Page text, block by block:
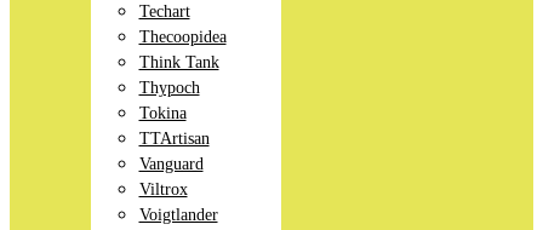
Techart
Thecoopidea
Think Tank
Thypoch
Tokina
TTArtisan
Vanguard
Viltrox
Voigtlander